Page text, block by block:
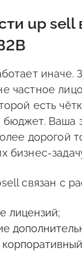
up sell
иначе.
частное
есть
бюджет. Ваша
дорогой
бизнес-
связан с
лицензий;